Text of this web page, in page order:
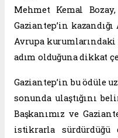
Mehmet Kemal
Gaziantep’in
Avrupa
adım olduğuna dikkat
Gaziantep’in bu ödüle
sonunda ulaştığını
Başkanımız ve
istikrarla sürdürdüğü